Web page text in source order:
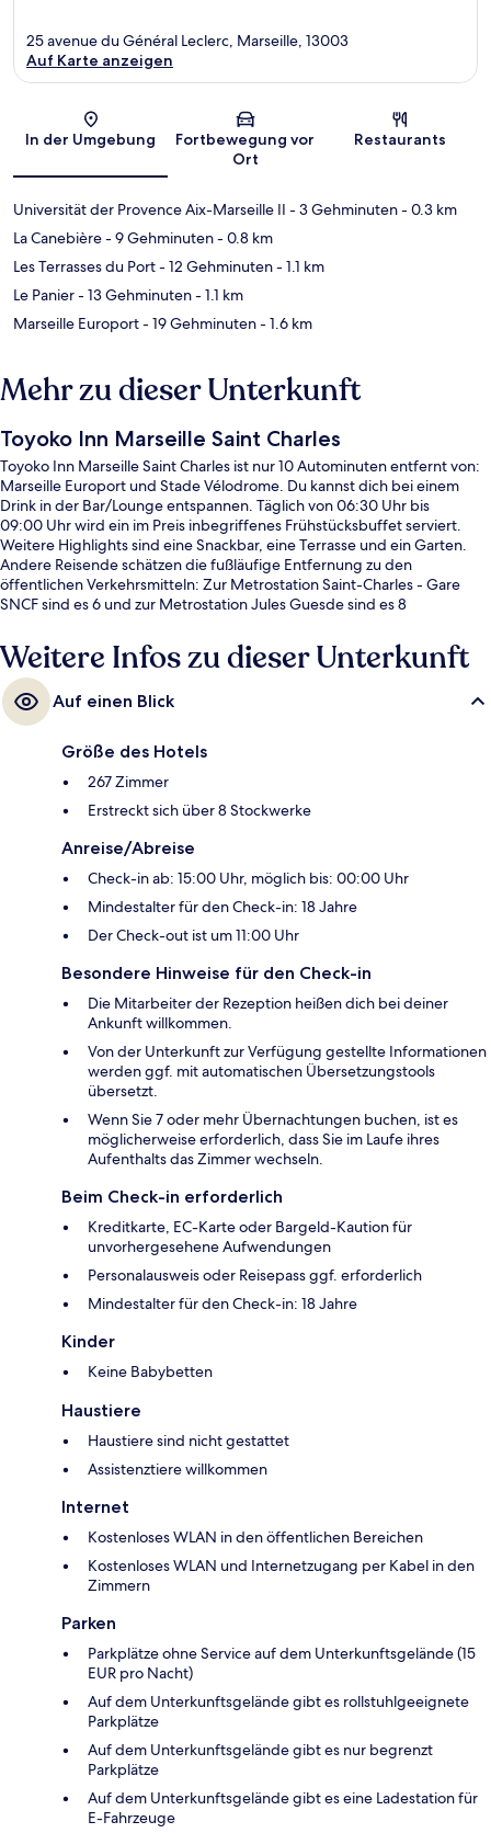
Karte
25 avenue du Général Leclerc, Marseille, 13003
Auf Karte anzeigen
In der Umgebung
Fortbewegung vor
Ort
Restaurants
Universität der Provence Aix-Marseille II - 3 Gehminuten- 0.3 km
La Canebière- 9 Gehminuten- 0.8 km
Les Terrasses du Port- 12 Gehminuten- 1.1 km
Le Panier- 13 Gehminuten- 1.1 km
Marseille Europort- 19 Gehminuten- 1.6 km
Mehr zu dieser Unterkunft
Toyoko Inn Marseille Saint Charles
Toyoko Inn Marseille Saint Charles ist nur 10 Autominuten entfernt von:
Marseille Europort und Stade Vélodrome. Du kannst dich bei einem
Drink in der Bar/Lounge entspannen. Täglich von 06:30 Uhr bis
09:00 Uhr wird ein im Preis inbegriffenes Frühstücksbuffet serviert.
Weitere Highlights sind eine Snackbar, eine Terrasse und ein Garten.
Andere Reisende schätzen die fußläufige Entfernung zu den
öffentlichen Verkehrsmitteln: Zur Metrostation Saint-Charles - Gare
SNCF sind es 6 und zur Metrostation Jules Guesde sind es 8
Weitere Infos zu dieser Unterkunft
Auf einen Blick
Größe des Hotels
267 Zimmer
Erstreckt sich über 8 Stockwerke
Anreise/Abreise
Check-in ab: 15:00 Uhr, möglich bis: 00:00 Uhr
Mindestalter für den Check-in: 18 Jahre
Der Check-out ist um 11:00 Uhr
Besondere Hinweise für den Check-in
Die Mitarbeiter der Rezeption heißen dich bei deiner
Ankunft willkommen.
Von der Unterkunft zur Verfügung gestellte Informationen
werden ggf. mit automatischen Übersetzungstools
übersetzt.
Wenn Sie 7 oder mehr Übernachtungen buchen, ist es
möglicherweise erforderlich, dass Sie im Laufe ihres
Aufenthalts das Zimmer wechseln.
Beim Check-in erforderlich
Kreditkarte, EC-Karte oder Bargeld-Kaution für
unvorhergesehene Aufwendungen
Personalausweis oder Reisepass ggf. erforderlich
Mindestalter für den Check-in: 18 Jahre
Kinder
Keine Babybetten
Haustiere
Haustiere sind nicht gestattet
Assistenztiere willkommen
Internet
Kostenloses WLAN in den öffentlichen Bereichen
Kostenloses WLAN und Internetzugang per Kabel in den
Zimmern
Parken
Parkplätze ohne Service auf dem Unterkunftsgelände (15
EUR pro Nacht)
Auf dem Unterkunftsgelände gibt es rollstuhlgeeignete
Parkplätze
Auf dem Unterkunftsgelände gibt es nur begrenzt
Parkplätze
Auf dem Unterkunftsgelände gibt es eine Ladestation für
E-Fahrzeuge